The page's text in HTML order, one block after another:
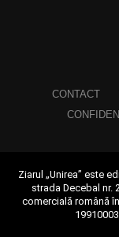
CONTACT
Ziarul „Unirea” este
strada Decebal nr.
comercială română